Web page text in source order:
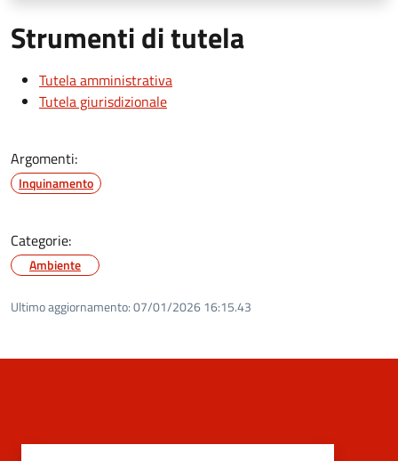
Strumenti di tutela
Tutela amministrativa
Tutela giurisdizionale
Argomenti:
Inquinamento
Categorie:
Ambiente
Ultimo aggiornamento:07/01/2026 16:15.43